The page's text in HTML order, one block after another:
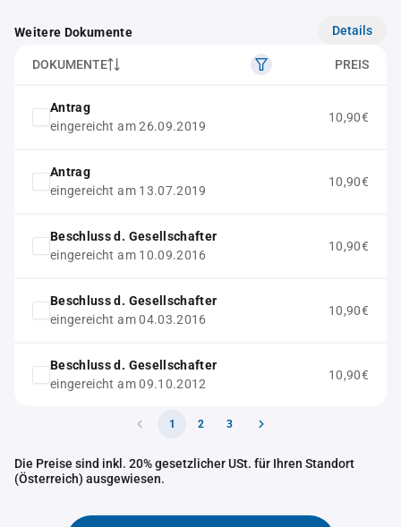
Weitere Dokumente Details
DOKUMENTE PREIS
Antrag
eingereicht am 26.09.2019
10,90€
Antrag
eingereicht am 13.07.2019
10,90€
Beschluss d. Gesellschafter
eingereicht am 10.09.2016
10,90€
Beschluss d. Gesellschafter
eingereicht am 04.03.2016
10,90€
Beschluss d. Gesellschafter
eingereicht am 09.10.2012
10,90€
1 2 3
Die Preise sind inkl. 20% gesetzlicher USt. für Ihren Standort
(Österreich) ausgewiesen.